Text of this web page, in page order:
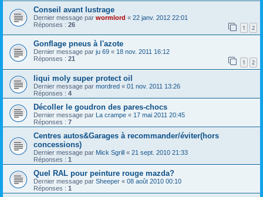
Conseil avant lustrage
Dernier message par wormlord « 22 janv. 2012 22:01
Réponses : 26 1 2
Gonflage pneus à l'azote
Dernier message par ju 69 « 18 nov. 2011 16:12
Réponses : 21 1 2
liqui moly super protect oil
Dernier message par mordred « 01 nov. 2011 13:26
Réponses : 4
Décoller le goudron des pares-chocs
Dernier message par La crampe « 17 mai 2011 20:45
Réponses : 7
Centres autos&Garages à recommander/éviter(hors
concessions)
Dernier message par Mick Sgrill « 21 sept. 2010 21:33
Réponses : 1
Quel RAL pour peinture rouge mazda?
Dernier message par Sheeper « 08 août 2010 00:10
Réponses : 1